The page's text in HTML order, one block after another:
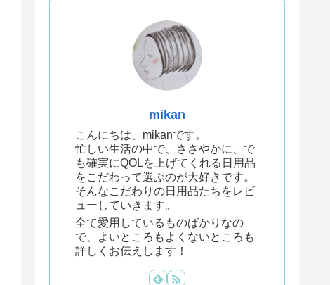
mikan
こんにちは、mikanです。
忙しい生活の中で、ささやかに、で
も確実にQOLを上げてくれる日用品
をこだわって選ぶのが大好きです。
そんなこだわりの日用品たちをレビ
ューしていきます。
全て愛用しているものばかりなの
で、よいところもよくないところも
詳しくお伝えします！